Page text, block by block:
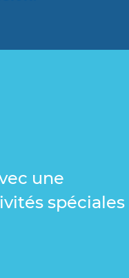
une
spéciales